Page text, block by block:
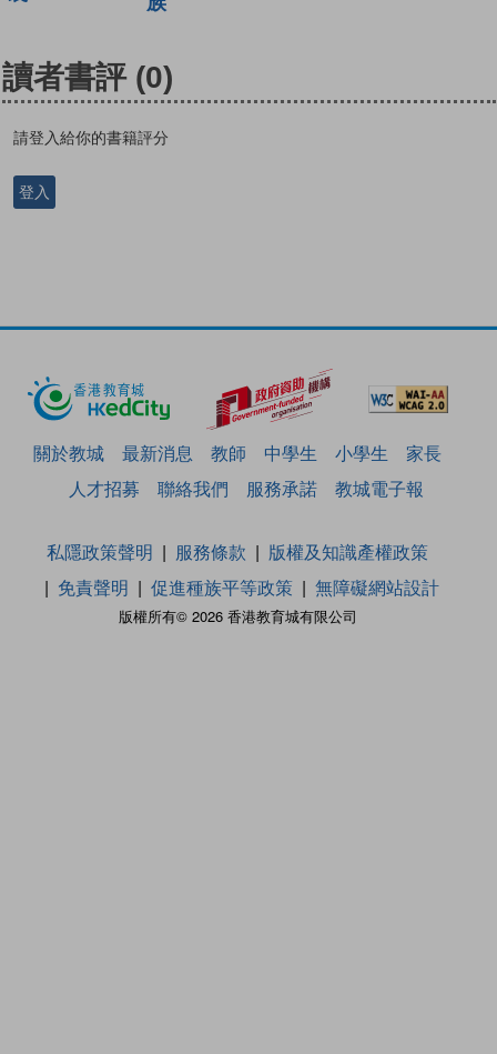
讀者書評 (0)
請登入給你的書籍評分
登入
關於教城 最新消息 教師 中學生 小學生
家長
人才招募
聯絡我們 服務承諾 教城電子報
版權所有© 2026 香港教育城有限公司
私隱政策聲明 服務條款
版權及知識產權政策
免責聲明
促進種族平等政策 無障礙網站設計